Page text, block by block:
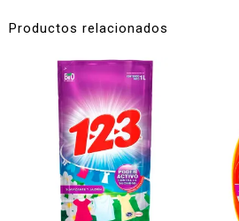
Productos relacionados